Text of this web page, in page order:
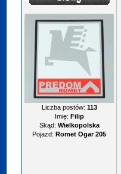
Liczba postów: 113
Imię: Filip
Skąd: Wielkopolska
Pojazd: Romet Ogar 205